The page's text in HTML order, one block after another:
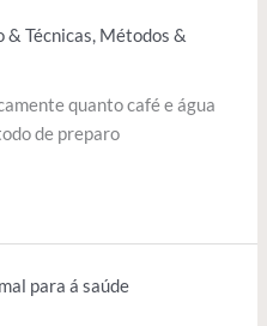
& Técnicas, Métodos &
quanto café e água
de preparo